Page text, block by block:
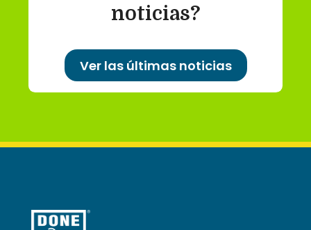
noticias?
Ver las últimas noticias